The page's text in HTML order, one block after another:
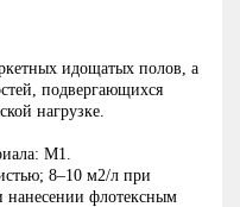
идощатых полов, а
подвергающихся
нагрузке.
M1.
8–10 м2/л при
нанесении флотексным